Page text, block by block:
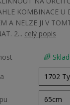
KOMBINACE U
A NELZE JI V
2... celý popis
🌈